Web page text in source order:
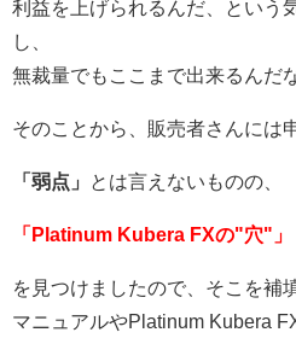
利益を上げられるんだ、という
し、
無裁量でもここまで出来るんだ
そのことから、販売者さんには
「弱点」 とは言えないものの、
「Platinum Kubera FXの"穴"」
を見つけましたので、そこを補
マニュアルやPlatinum Kubera